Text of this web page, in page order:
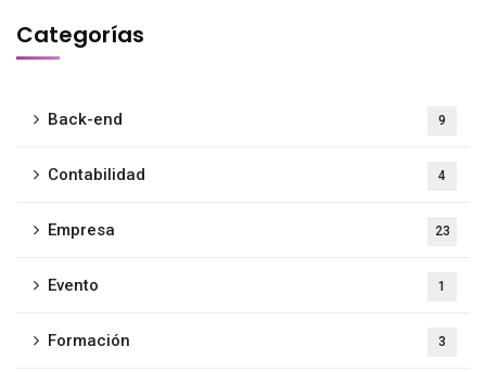
Categorías
Back-end 9
Contabilidad 4
Empresa 23
Evento 1
Formación 3